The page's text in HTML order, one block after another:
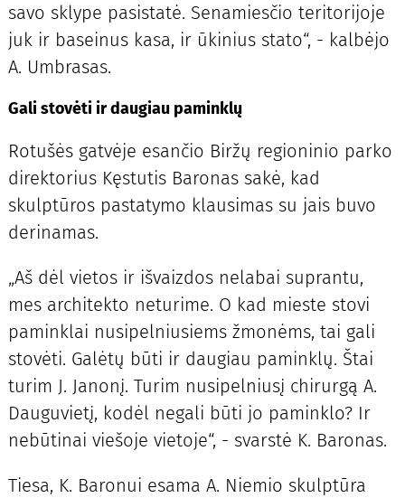
savo sklype pasistatė. Senamiesčio teritorijoje
juk ir baseinus kasa, ir ūkinius stato“, - kalbėjo
A. Umbrasas.
Gali stovėti ir daugiau paminklų
Rotušės gatvėje esančio Biržų regioninio parko
direktorius Kęstutis Baronas sakė, kad
skulptūros pastatymo klausimas su jais buvo
derinamas.
„Aš dėl vietos ir išvaizdos nelabai suprantu,
mes architekto neturime. O kad mieste stovi
paminklai nusipelniusiems žmonėms, tai gali
stovėti. Galėtų būti ir daugiau paminklų. Štai
turim J. Janonį. Turim nusipelniusį chirurgą A.
Dauguvietį, kodėl negali būti jo paminklo? Ir
nebūtinai viešoje vietoje“, - svarstė K. Baronas.
Tiesa, K. Baronui esama A. Niemio skulptūra